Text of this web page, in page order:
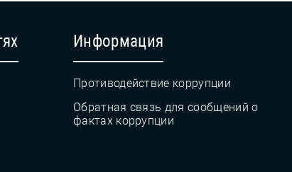
Информация
Противодействие коррупции
Обратная связь для сообщений о
фактах коррупции